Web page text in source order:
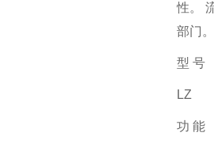
性。
部门。
型 号
LZ
功 能